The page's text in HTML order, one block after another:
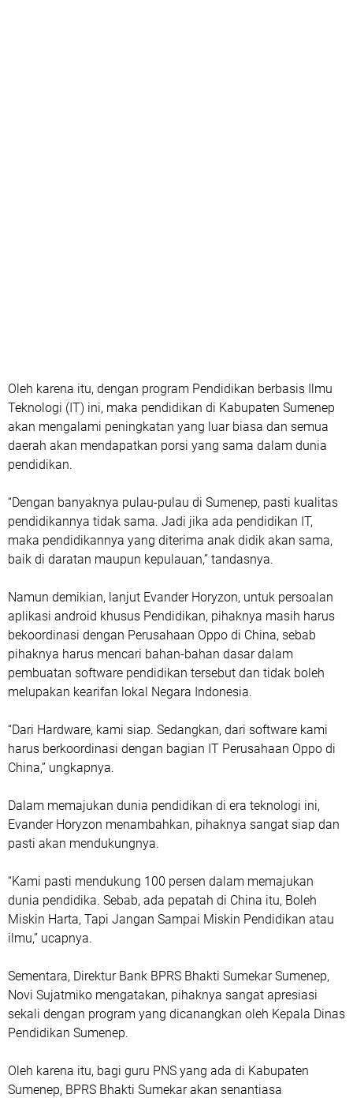
Oleh karena itu, dengan program Pendidikan berbasis Ilmu
Teknologi (IT) ini, maka pendidikan di Kabupaten Sumenep
akan mengalami peningkatan yang luar biasa dan semua
daerah akan mendapatkan porsi yang sama dalam dunia
pendidikan.
“Dengan banyaknya pulau-pulau di Sumenep, pasti kualitas
pendidikannya tidak sama. Jadi jika ada pendidikan IT,
maka pendidikannya yang diterima anak didik akan sama,
baik di daratan maupun kepulauan,” tandasnya.
Namun demikian, lanjut Evander Horyzon, untuk persoalan
aplikasi android khusus Pendidikan, pihaknya masih harus
bekoordinasi dengan Perusahaan Oppo di China, sebab
pihaknya harus mencari bahan-bahan dasar dalam
pembuatan software pendidikan tersebut dan tidak boleh
melupakan kearifan lokal Negara Indonesia.
“Dari Hardware, kami siap. Sedangkan, dari software kami
harus berkoordinasi dengan bagian IT Perusahaan Oppo di
China,” ungkapnya.
Dalam memajukan dunia pendidikan di era teknologi ini,
Evander Horyzon menambahkan, pihaknya sangat siap dan
pasti akan mendukungnya.
“Kami pasti mendukung 100 persen dalam memajukan
dunia pendidika. Sebab, ada pepatah di China itu, Boleh
Miskin Harta, Tapi Jangan Sampai Miskin Pendidikan atau
ilmu,” ucapnya.
Sementara, Direktur Bank BPRS Bhakti Sumekar Sumenep,
Novi Sujatmiko mengatakan, pihaknya sangat apresiasi
sekali dengan program yang dicanangkan oleh Kepala Dinas
Pendidikan Sumenep.
Oleh karena itu, bagi guru PNS yang ada di Kabupaten
Sumenep, BPRS Bhakti Sumekar akan senantiasa